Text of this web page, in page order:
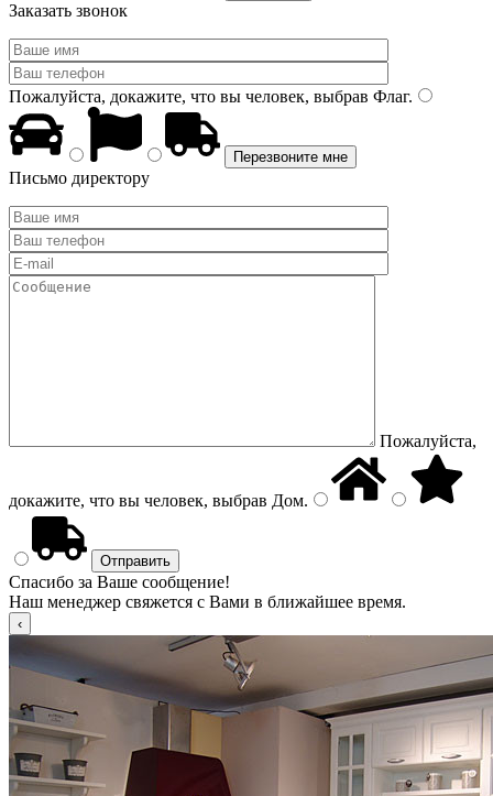
Заказать звонок
Пожалуйста, докажите, что вы человек, выбрав Флаг.
Письмо директору
Пожалуйста,
докажите, что вы человек, выбрав Дом.
Спасибо за Ваше сообщение!
Наш менеджер свяжется с Вами в ближайшее время.